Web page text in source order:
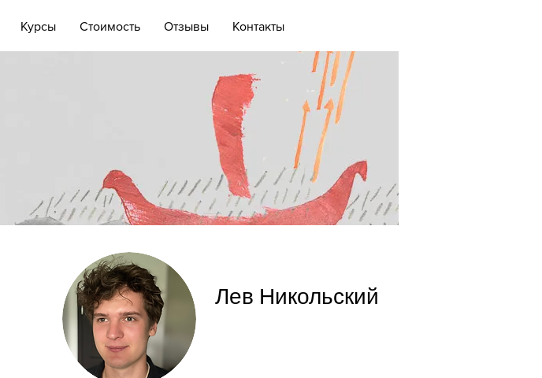
Курсы Стоимость Отзывы Контакты
Лев Никольский